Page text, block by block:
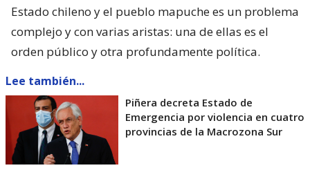
Estado chileno y el pueblo mapuche es un problema
complejo y con varias aristas: una de ellas es el
orden público y otra profundamente política.
Lee también...
Piñera decreta Estado de
Emergencia por violencia en cuatro
provincias de la Macrozona Sur